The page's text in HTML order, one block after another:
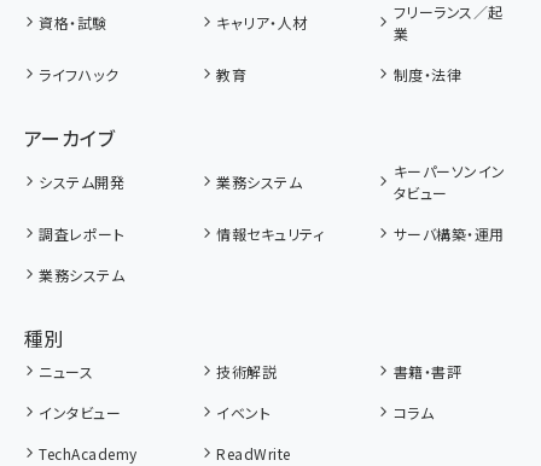
資格・試験 キャリア・人材
フリーランス／起
業
ライフハック
教育 制度・法律
アーカイブ
システム開発 業務システム
キーパーソンイン
タビュー
調査レポート
情報セキュリティ
サーバ構築・運用
業務システム
種別
ニュース 技術解説
書籍・書評
インタビュー
イベント
コラム
TechAcademy
ReadWrite